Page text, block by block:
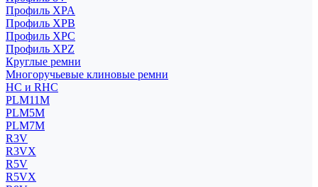
Профиль XPA
Профиль XPB
Профиль XPC
Профиль XPZ
Круглые ремни
Многоручьевые клиновые ремни
HC и RHC
PLM11M
PLM5M
PLM7M
R3V
R3VX
R5V
R5VX